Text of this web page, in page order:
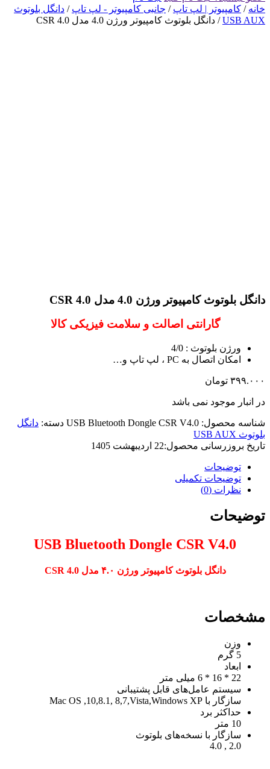
خانه / کامپیوتر | لپ تاپ / جانبی کامپیوتر - لپ تاپ / دانگل بلوتوث
USB AUX/ دانگل بلوتوث کامپیوتر ورژن 4.0 مدل CSR 4.0
دانگل بلوتوث کامپیوتر ورژن 4.0 مدل CSR 4.0
گارانتی اصالت و سلامت فیزیکی کالا
ورژن بلوتوث : 4/0
امکان اتصال به PC ، لپ تاپ و…
۳۹۹.۰۰۰ تومان
در انبار موجود نمی باشد
شناسه محصول: USB Bluetooth Dongle CSR V4.0 دسته: دانگل
بلوتوث USB AUX
تاریخ بروزرسانی محصول:22 اردیبهشت 1405
توضیحات
توضیحات تکمیلی
نظرات (0)
توضیحات
USB Bluetooth Dongle CSR V4.0
دانگل بلوتوث کامپیوتر ورژن ۴.۰ مدل CSR 4.0
مشخصات
وزن
5 گرم
ابعاد
22 * 16 * 6 میلی متر
سیستم عامل‌های قابل پشتیبانی
سازگار با Windows XP‏,‏Vista‏,‏7‏,‏8 ‏,‏8.1‏,10,‏ Mac OS
حداکثر برد
10 متر
سازگار با نسخه‌های بلوتوث
2.0 , 4.0